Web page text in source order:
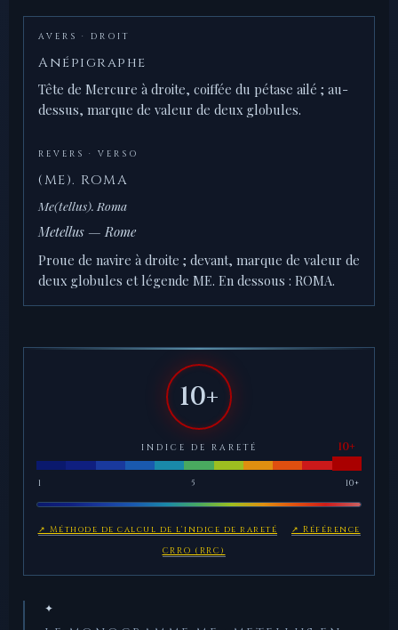
AVERS · DROIT
Anépigraphe
Tête de Mercure à droite, coiffée du pétase ailé ; au-
dessus, marque de valeur de deux globules.
REVERS · VERSO
(ME). ROMA
Me(tellus). Roma
Metellus — Rome
Proue de navire à droite ; devant, marque de valeur de
deux globules et légende ME. En dessous : ROMA.
10+
INDICE DE RARETÉ
1 5 10+
↗ Méthode de calcul de l'indice de rareté
↗ Référence
CRRO (RRC)
✦